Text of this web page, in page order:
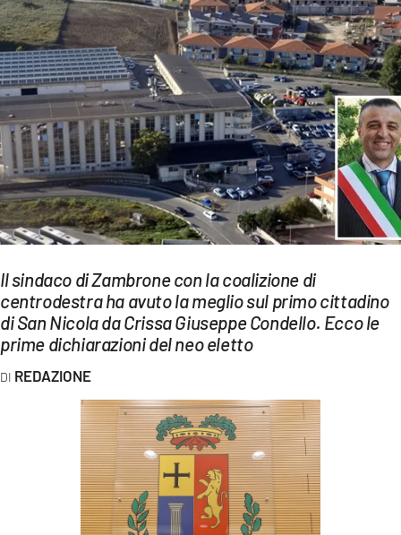
SOCIETÀ
CULTURA
ECONOMIA E LAVORO
EVENTI
SPORT
Streaming
LAC NETWORK
LAC ONAIR
LACPLAY.IT
LACONAIR.IT
Il sindaco di Zambrone con la coalizione di
centrodestra ha avuto la meglio sul primo cittadino
di San Nicola da Crissa Giuseppe Condello. Ecco le
prime dichiarazioni del neo eletto
REDAZIONE